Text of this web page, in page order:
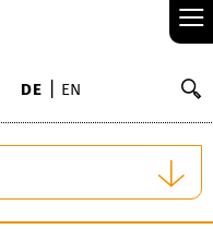
≡
DE EN